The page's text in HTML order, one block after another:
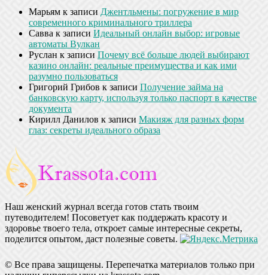
Марьям к записи Джентльмены: погружение в мир
современного криминального триллера
Савва к записи Идеальный онлайн выбор: игровые
автоматы Вулкан
Руслан к записи Почему всё больше людей выбирают
казино онлайн: реальные преимущества и как ими
разумно пользоваться
Григорий Грибов к записи Получение займа на
банковскую карту, используя только паспорт в качестве
документа
Кирилл Данилов к записи Макияж для разных форм
глаз: секреты идеального образа
Наш женский журнал всегда готов стать твоим
путеводителем! Посоветует как поддержать красоту и
здоровье твоего тела, откроет самые интересные секреты,
поделится опытом, даст полезные советы.
© Все права защищены. Перепечатка материалов только при